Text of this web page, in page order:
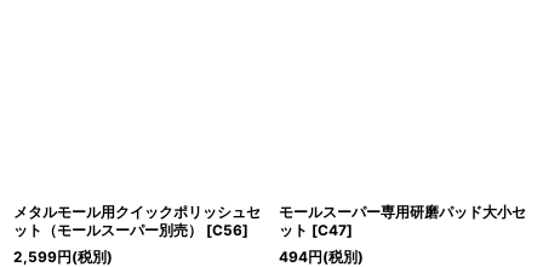
メタルモール用クイックポリッシュセ
ット（モールスーパー別売）
[C56]
2,599円(税別)
モールスーパー専用研磨パッド大小セ
ット [C47]
494円(税別)